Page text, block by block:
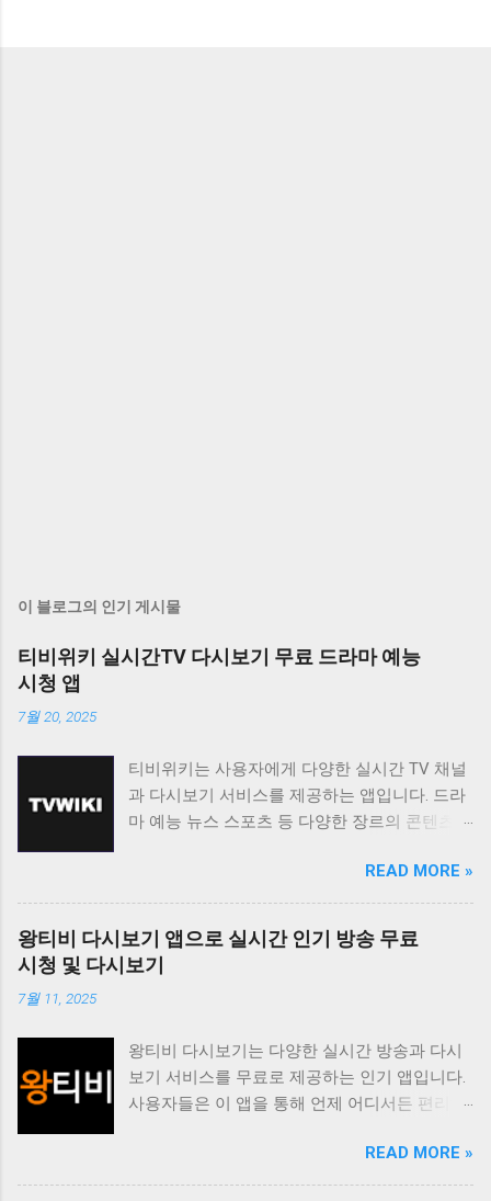
이 블로그의 인기 게시물
티비위키 실시간TV 다시보기 무료 드라마 예능
시청 앱
7월 20, 2025
티비위키는 사용자에게 다양한 실시간 TV 채널
과 다시보기 서비스를 제공하는 앱입니다. 드라
마 예능 뉴스 스포츠 등 다양한 장르의 콘텐츠를
적인 인터페이스를 통해 편리한 시청 환경을 제
공합니다. 티비위키는 바쁜 일상 속에서 놓친 프
로그램을 다시 보고 싶거나 실시간으로 즐겨보
고 싶은 채널을 시청하고 싶은 사용자에게 유용
한 앱입니다. 다양한 콘텐츠를 무료로 제공하며
원하는 콘텐츠를 쉽게 찾고 시청할 수 있도록 다
양한 기능을 제공합니다. 실시간 TV 시청 기능
은 사용자가 현재 방송 중인 채널을 바로 시청할
그램을 언제든지 다시 볼 수 있도록 제공합니다.
또한 즐겨찾기 기능을 통해 자주 시청하는 채널
READ MORE »
왕티비 다시보기 앱으로 실시간 인기 방송 무료
시청 및 다시보기
7월 11, 2025
왕티비 다시보기는 다양한 실시간 방송과 다시
보기 서비스를 무료로 제공하는 인기 앱입니다.
사용자들은 이 앱을 통해 언제 어디서든 편리하
드라마 예능 스포츠 뉴스 등 다양한 장르의 콘텐
츠를 제공하여 사용자들의 폭넓은 취향을 만족
READ MORE »